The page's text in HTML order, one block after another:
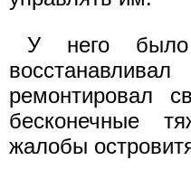
У него
ремонтировал
бесконечные
жалобы